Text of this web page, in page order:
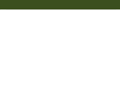
EL